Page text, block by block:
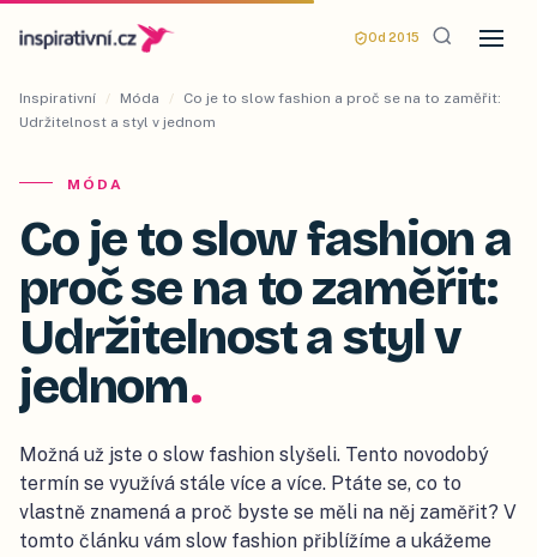
Od 2015
Inspirativní / Móda /
Co je to slow fashion a proč se na to zaměřit:
Udržitelnost a styl v jednom
MÓDA
Co je to slow fashion a
proč se na to zaměřit:
Udržitelnost a styl v
jednom.
Možná už jste o slow fashion slyšeli. Tento novodobý
termín se využívá stále více a více. Ptáte se, co to
vlastně znamená a proč byste se měli na něj zaměřit? V
tomto článku vám slow fashion přiblížíme a ukážeme